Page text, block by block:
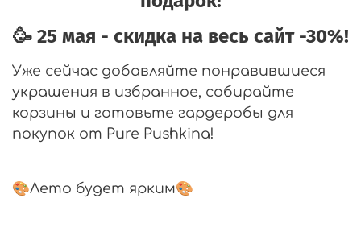
🥳 25 мая - скидка на весь сайт -30%!
Уже сейчас добавляйте понравившиеся
украшения в избранное, собирайте
корзины и готовьте гардеробы для
покупок от Pure Pushkina!
🎨Лето будет ярким🎨